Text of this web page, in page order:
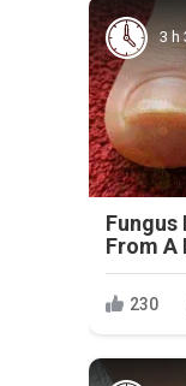
3 h
Fungus
From A
230